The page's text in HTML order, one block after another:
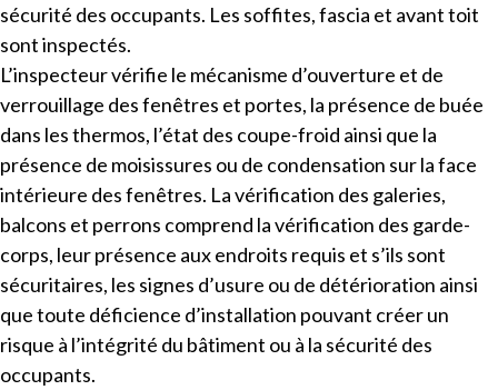
sécurité des occupants. Les soffites, fascia et avant toit
sont inspectés.
L’inspecteur vérifie le mécanisme d’ouverture et de
verrouillage des fenêtres et portes, la présence de buée
dans les thermos, l’état des coupe-froid ainsi que la
présence de moisissures ou de condensation sur la face
intérieure des fenêtres. La vérification des galeries,
balcons et perrons comprend la vérification des garde-
corps, leur présence aux endroits requis et s’ils sont
sécuritaires, les signes d’usure ou de détérioration ainsi
que toute déficience d’installation pouvant créer un
risque à l’intégrité du bâtiment ou à la sécurité des
occupants.